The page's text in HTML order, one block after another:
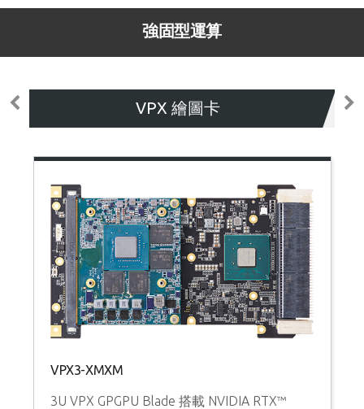
強固型運算
VPX 繪圖卡
VPX3-XMXM
3U VPX GPGPU Blade 搭載 NVIDIA RTX™